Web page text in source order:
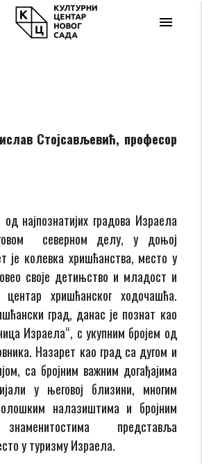
menu
Стојсављевић, професор
најпознатијих градова Израела
северном делу, у доњој
је колевка хришћанства, место у
своје детињство и младост и
хришћанског ходочашћа.
град, данас је познат као
Израела“, с укупним бројем од
Назарет као град са дугом и
са бројним важним догађајима
у његовој близини, многим
налазиштима и бројним
представља
у туризму Израела.